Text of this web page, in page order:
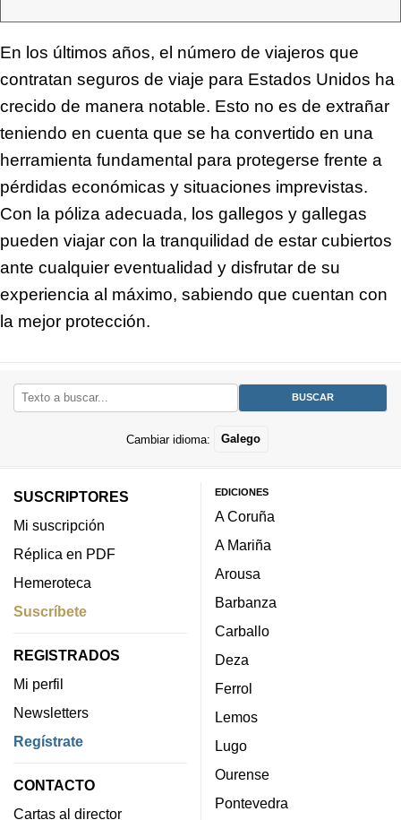
En los últimos años, el número de viajeros que
contratan seguros de viaje para Estados Unidos ha
crecido de manera notable. Esto no es de extrañar
teniendo en cuenta que se ha convertido en una
herramienta fundamental para protegerse frente a
pérdidas económicas y situaciones imprevistas.
Con la póliza adecuada, los gallegos y gallegas
pueden viajar con la tranquilidad de estar cubiertos
ante cualquier eventualidad y disfrutar de su
experiencia al máximo, sabiendo que cuentan con
la mejor protección.
Cambiar idioma: Galego
SUSCRIPTORES
Mi suscripción
Réplica en PDF
Hemeroteca
Suscríbete
REGISTRADOS
Mi perfil
Newsletters
Regístrate
CONTACTO
Cartas al director
EDICIONES
A Coruña
A Mariña
Arousa
Barbanza
Carballo
Deza
Ferrol
Lemos
Lugo
Ourense
Pontevedra